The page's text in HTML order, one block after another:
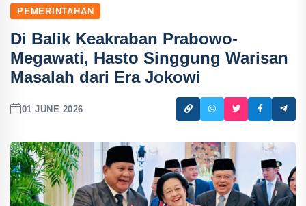
PEMERINTAHAN
Di Balik Keakraban Prabowo-
Megawati, Hasto Singgung Warisan
Masalah dari Era Jokowi
01 JUNE 2026